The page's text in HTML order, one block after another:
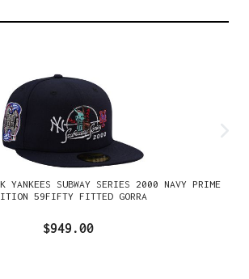
productos
YANKEES SUBWAY SERIES 2000 NAVY PRIME
59FIFTY FITTED GORRA
$949.00